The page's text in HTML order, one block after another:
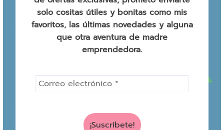
solo cositas útiles y bonitas como mis
favoritos, las últimas novedades y alguna
que otra aventura de madre
emprendedora.